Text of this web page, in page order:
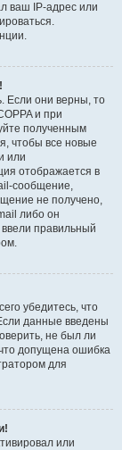
ваш IP-адрес или
Если они верны, то
и при
полученным
чтобы все новые
или
отображается в
сообщение,
не получено,
либо он
правильный
убедитесь, что
данные введены
не был ли
допущена ошибка
для
или